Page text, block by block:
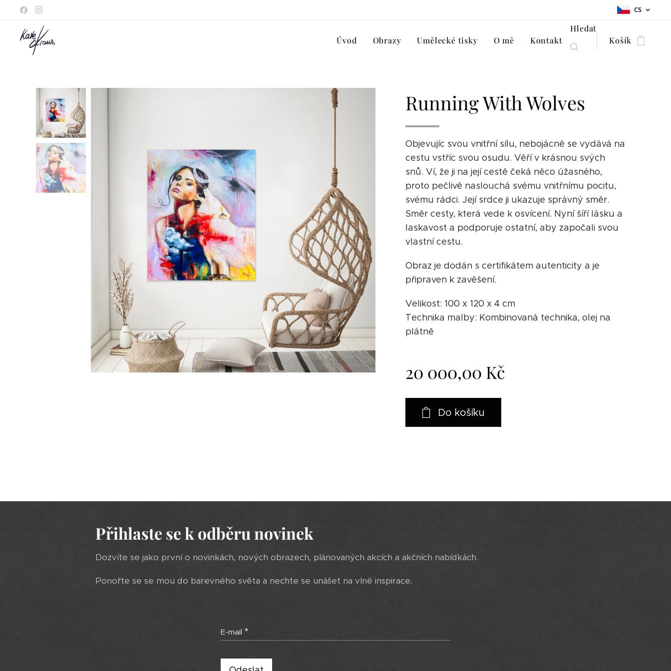
CS
Úvod Obrazy Umělecké tisky O mě Kontakt
Hledat
Košík
Running With Wolves
Objevujíc svou vnitřní sílu, nebojácně se vydává na
cestu vstříc svou osudu. Věří v krásnou svých
snů. Ví, že ji na její cestě čeká něco úžasného,
proto pečlivě naslouchá svému vnitřnímu pocitu,
svému rádci. Její srdce ji ukazuje správný směr.
Směr cesty, která vede k osvícení. Nyní šíří lásku a
laskavost a podporuje ostatní, aby započali svou
vlastní cestu.
Obraz je dodán s certifikátem autenticity a je
připraven k zavěšení.
Velikost: 100 x 120 x 4 cm
Technika malby: Kombinovaná technika, olej na
plátně
20 000,00 Kč
Do košíku
Přihlaste se k odběru novinek
Dozvíte se jako první o novinkách, nových obrazech, plánovaných akcích a akčních nabídkách.
Ponořte se se mou do barevného světa a nechte se unášet na vlně inspirace.
E-mail